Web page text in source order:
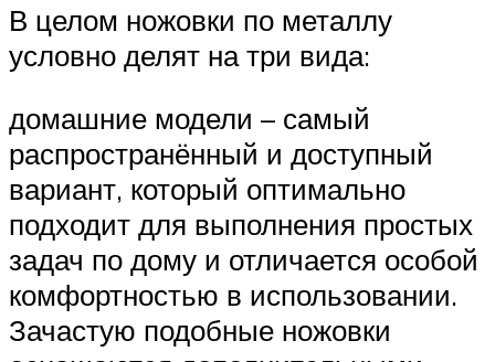
В целом ножовки по металлу
условно делят на три вида:
домашние модели – самый
распространённый и доступный
вариант, который оптимально
подходит для выполнения простых
задач по дому и отличается особой
комфортностью в использовании.
Зачастую подобные ножовки